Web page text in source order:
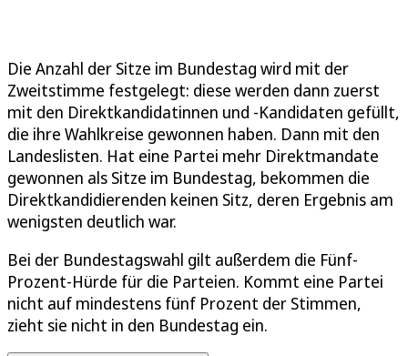
Die Anzahl der Sitze im Bundestag wird mit der
Zweitstimme festgelegt: diese werden dann zuerst
mit den Direktkandidatinnen und -Kandidaten gefüllt,
die ihre Wahlkreise gewonnen haben. Dann mit den
Landeslisten. Hat eine Partei mehr Direktmandate
gewonnen als Sitze im Bundestag, bekommen die
Direktkandidierenden keinen Sitz, deren Ergebnis am
wenigsten deutlich war.
Bei der Bundestagswahl gilt außerdem die Fünf-
Prozent-Hürde für die Parteien. Kommt eine Partei
nicht auf mindestens fünf Prozent der Stimmen,
zieht sie nicht in den Bundestag ein.